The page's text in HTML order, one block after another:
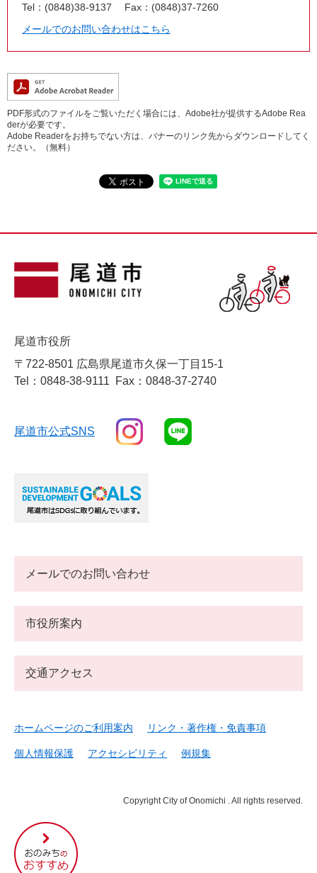
Tel：(0848)38-9137
Fax：(0848)37-7260
メールでのお問い合わせはこちら
PDF形式のファイルをご覧いただく場合には、Adobe社が提供するAdobe Rea
derが必要です。
Adobe Readerをお持ちでない方は、バナーのリンク先からダウンロードしてく
ださい。（無料）
尾
道
市
尾道市役所
〒722-8501 広島県尾道市久保一丁目15-1
Tel：0848-38-9111
Fax：0848-37-2740
尾道市公式SNS
メールでのお問い合わせ
市役所案内
交通アクセス
ホームページのご利用案内 リンク・著作権・免責事項
個人情報保護 アクセシビリティ 例規集
Copyright City of Onomichi . All rights reserved.